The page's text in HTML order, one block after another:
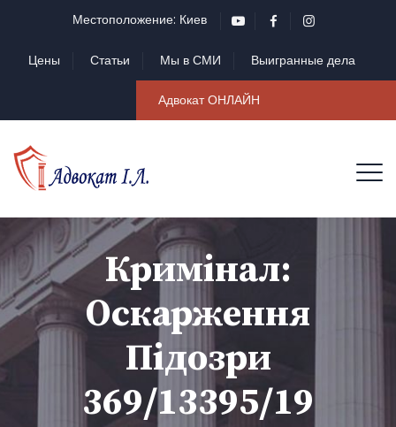
Местоположение: Киев
Цены Статьи Мы в СМИ Выигранные дела
Адвокат ОНЛАЙН
Кримінал:
Оскарження
Підозри
369/13395/19